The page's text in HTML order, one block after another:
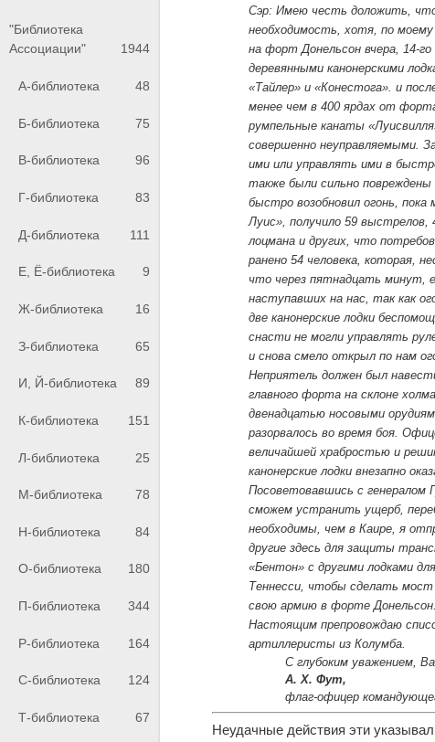
"Библиотека
Ассоциации"
1944
А-библиотека 48
Б-библиотека 75
В-библиотека 96
Г-библиотека 83
Д-библиотека 111
Е, Ё-библиотека 9
Ж-библиотека 16
З-библиотека 65
И, Й-библиотека 89
К-библиотека 151
Л-библиотека 25
М-библиотека 78
Н-библиотека 84
О-библиотека 180
П-библиотека 344
Р-библиотека 164
С-библиотека 124
Т-библиотека 67
Сэр: Имею честь доложить,
необходимость, хотя, по
на форт Донельсон вчера, 14-
деревянными канонерскими
«Тайлер» и «Конестога». и
менее чем в 400 ярдах от
румпельные канаты
совершенно неуправляемыми.
ими или управлять ими в
также были сильно повреждены
быстро возобновил огонь,
Луис», получило 59 выстрелов,
лоцмана и других, что
ранено 54 человека, которая,
что через пятнадцать минут,
наступавших на нас, так как
две канонерские лодки
снасти не могли управлять
и снова смело открыл по нам
Неприятель должен был
главного форта на склоне
двенадцатью носовыми
разорвалось во время боя.
величайшей храбростью и
канонерские лодки внезапно
Посоветовавшись с генералом
сможем устранить ущерб,
необходимы, чем в Каире, я
другие здесь для защиты
«Бентон» с другими лодками
Теннесси, чтобы сделать
свою армию в форте Донельсон.
Настоящим препровождаю
артиллеристы из Колумба.
С глубоким уважением,
А. Х. Фут,
флаг-офицер
Неудачные действия эти